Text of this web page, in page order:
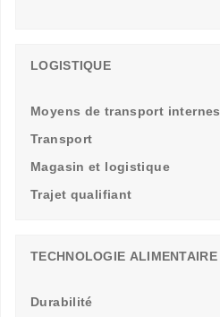
LOGISTIQUE
Moyens de transport internes
Transport
Magasin et logistique
Trajet qualifiant
TECHNOLOGIE ALIMENTAIRE
Durabilité